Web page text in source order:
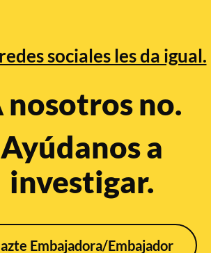
sociales les da igual.
nosotros no.
Ayúdanos a
investigar.
Embajadora/Embajador
Especial
o ganado? La